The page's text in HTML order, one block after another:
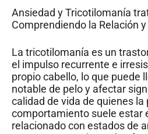
Ansiedad y Tricotilomanía
Comprendiendo la Relación
La tricotilomanía es un
el impulso recurrente e
propio cabello, lo que puede
notable de pelo y afectar
calidad de vida de quienes la
comportamiento suele estar
relacionado con estados de